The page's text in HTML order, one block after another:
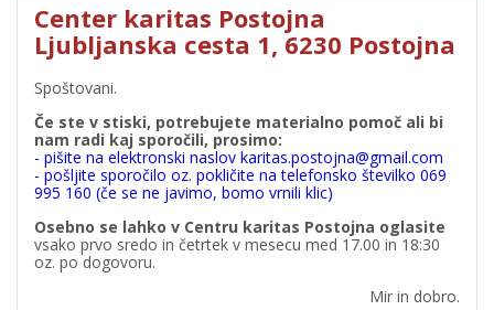
Center karitas Postojna
Ljubljanska cesta 1, 6230 Postojna
Spoštovani.
Če ste v stiski, potrebujete materialno pomoč ali bi
nam radi kaj sporočili, prosimo:
- pišite na elektronski naslov karitas.postojna@gmail.com
- pošljite sporočilo oz. pokličite na telefonsko številko 069
995 160 (če se ne javimo, bomo vrnili klic)
Osebno se lahko v Centru karitas Postojna oglasite
vsako prvo sredo in četrtek v mesecu med 17.00 in 18:30
oz. po dogovoru.
Mir in dobro.